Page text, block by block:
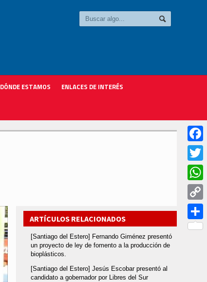
DÓNDE ESTAMOS ENLACES DE INTERÉS
ARTÍCULOS RELACIONADOS
[Santiago del Estero] Fernando Giménez presentó
un proyecto de ley de fomento a la producción de
bioplásticos.
[Santiago del Estero] Jesús Escobar presentó al
candidato a gobernador por Libres del Sur
Twitter
Copy
Link